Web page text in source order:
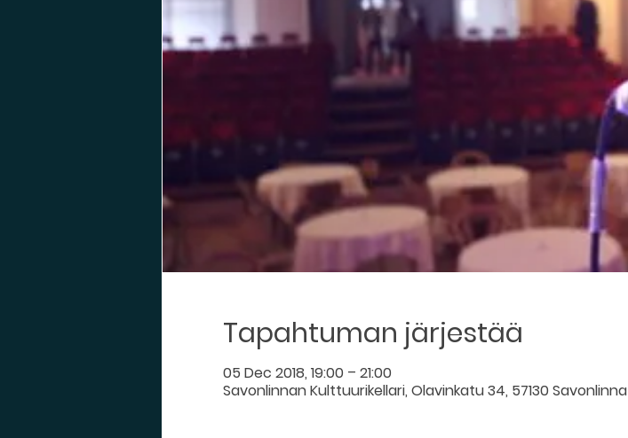
Tapahtuman järjestää
05 Dec 2018, 19:00 – 21:00
Savonlinnan Kulttuurikellari, Olavinkatu 34, 57130 Savonlinna